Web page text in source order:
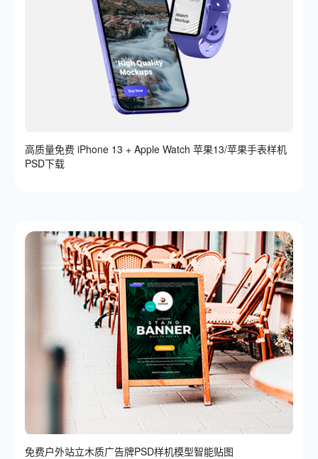
高质量免费 iPhone 13 + Apple Watch 苹果13/苹果手表样机
PSD下载
免费户外站立木质广告牌PSD样机模型智能贴图